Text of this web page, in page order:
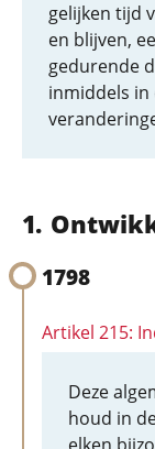
gelijken tijd
en blijven,
gedurende
inmiddels in
1798
Artikel 215:
Deze
houd in